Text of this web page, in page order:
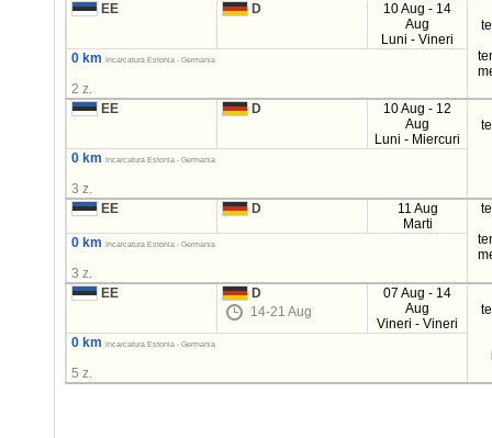
EE
D
10 Aug - 14
Aug
Luni - Vineri
0 km Incarcatura Estonia - Germania
2 z.
EE
D
10 Aug - 12
Aug
Luni - Miercuri
0 km Incarcatura Estonia - Germania
3 z.
EE
D
11 Aug
Marti
0 km Incarcatura Estonia - Germania
3 z.
EE
D
14-21 Aug
07 Aug - 14
Aug
Vineri - Vineri
0 km Incarcatura Estonia - Germania
5 z.